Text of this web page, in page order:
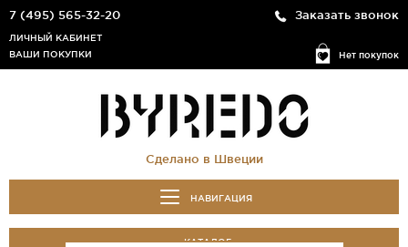
7 (495) 565-32-20 Заказать звонок
Нет покупок
ЛИЧНЫЙ КАБИНЕТ
ВАШИ ПОКУПКИ
Сделано в Швеции
НАВИГАЦИЯ
КАТАЛОГ